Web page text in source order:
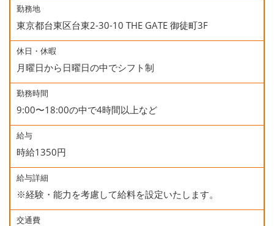
勤務地
東京都台東区台東2-30-10 THE GATE 御徒町3F
休日・休暇
月曜日から日曜日の中でシフト制
勤務時間
9:00〜18:00の中で4時間以上など
給与
時給1350円
給与詳細
※経験・能力を考慮して給料を設定いたします。
交通費